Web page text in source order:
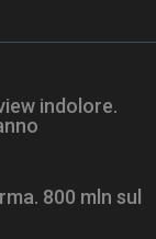
indolore.
800 mln sul
_ga_Z2VT792F98
ironfish-tracking-